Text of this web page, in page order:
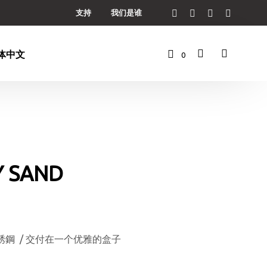
支持 我们是谁
0
SAND
鋼 / 交付在一个优雅的盒子